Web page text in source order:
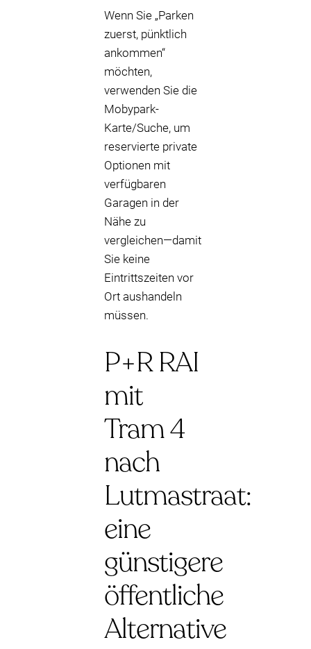
Wenn Sie „Parken
zuerst, pünktlich
ankommen“
möchten,
verwenden Sie die
Mobypark-
Karte/Suche, um
reservierte private
Optionen mit
verfügbaren
Garagen in der
Nähe zu
vergleichen—damit
Sie keine
Eintrittszeiten vor
Ort aushandeln
müssen.
P+R RAI
mit
Tram 4
nach
Lutmastraat:
eine
günstigere
öffentliche
Alternative